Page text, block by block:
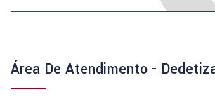
Área De Atendimento -